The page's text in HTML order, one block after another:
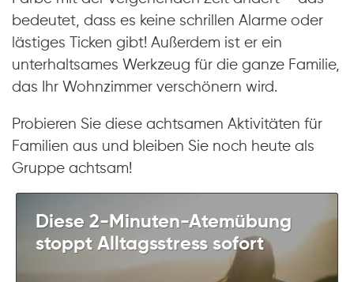
bedeutet, dass es keine schrillen Alarme oder
lästiges Ticken gibt! Außerdem ist er ein
unterhaltsames Werkzeug für die ganze Familie,
das Ihr Wohnzimmer verschönern wird.
Probieren Sie diese achtsamen Aktivitäten für
Familien aus und bleiben Sie noch heute als
Gruppe achtsam!
Diese 2-Minuten-Atemübung
stoppt Alltagsstress sofort